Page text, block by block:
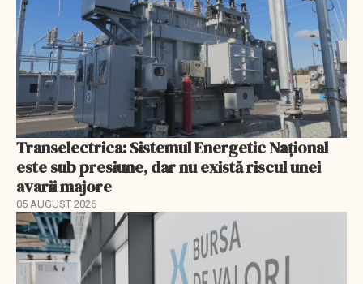
Transelectrica: Sistemul Energetic Național
este sub presiune, dar nu există riscul unei
avarii majore
05 AUGUST 2026